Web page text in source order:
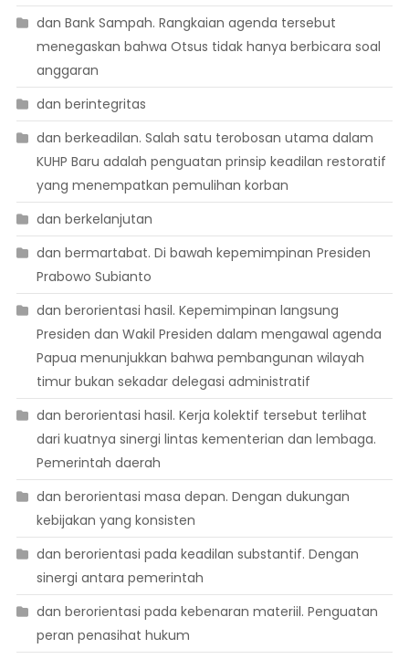
dan Bank Sampah. Rangkaian agenda tersebut
menegaskan bahwa Otsus tidak hanya berbicara soal
anggaran
dan berintegritas
dan berkeadilan. Salah satu terobosan utama dalam
KUHP Baru adalah penguatan prinsip keadilan restoratif
yang menempatkan pemulihan korban
dan berkelanjutan
dan bermartabat. Di bawah kepemimpinan Presiden
Prabowo Subianto
dan berorientasi hasil. Kepemimpinan langsung
Presiden dan Wakil Presiden dalam mengawal agenda
Papua menunjukkan bahwa pembangunan wilayah
timur bukan sekadar delegasi administratif
dan berorientasi hasil. Kerja kolektif tersebut terlihat
dari kuatnya sinergi lintas kementerian dan lembaga.
Pemerintah daerah
dan berorientasi masa depan. Dengan dukungan
kebijakan yang konsisten
dan berorientasi pada keadilan substantif. Dengan
sinergi antara pemerintah
dan berorientasi pada kebenaran materiil. Penguatan
peran penasihat hukum